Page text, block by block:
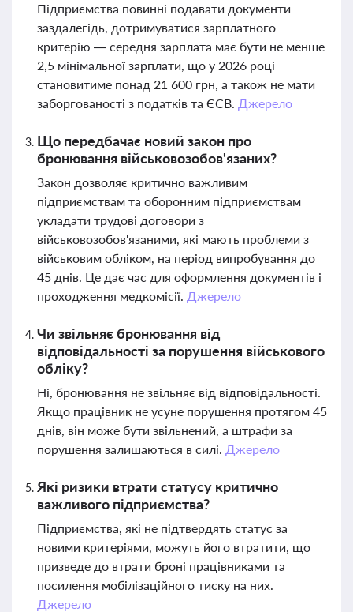
Підприємства повинні подавати документи
заздалегідь, дотримуватися зарплатного
критерію — середня зарплата має бути не менше
2,5 мінімальної зарплати, що у 2026 році
становитиме понад 21 600 грн, а також не мати
заборгованості з податків та ЄСВ. Джерело
Що передбачає новий закон про
бронювання військовозобов'язаних?
Закон дозволяє критично важливим
підприємствам та оборонним підприємствам
укладати трудові договори з
військовозобов'язаними, які мають проблеми з
військовим обліком, на період випробування до
45 днів. Це дає час для оформлення документів і
проходження медкомісії. Джерело
Чи звільняє бронювання від
відповідальності за порушення військового
обліку?
Ні, бронювання не звільняє від відповідальності.
Якщо працівник не усуне порушення протягом 45
днів, він може бути звільнений, а штрафи за
порушення залишаються в силі. Джерело
Які ризики втрати статусу критично
важливого підприємства?
Підприємства, які не підтвердять статус за
новими критеріями, можуть його втратити, що
призведе до втрати броні працівниками та
посилення мобілізаційного тиску на них.
Джерело